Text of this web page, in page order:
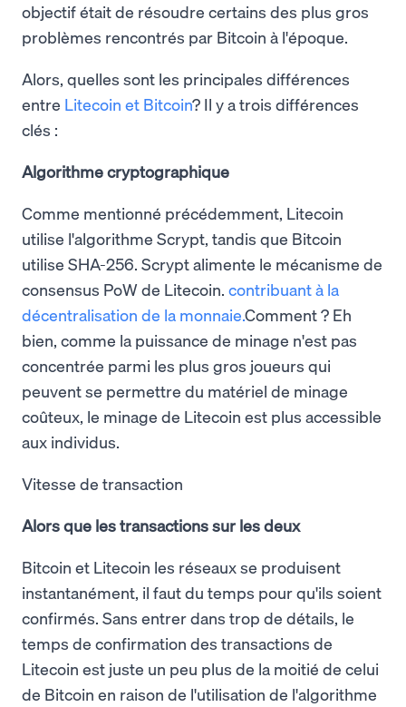
objectif était de résoudre certains des plus gros
problèmes rencontrés par Bitcoin à l'époque.
Alors, quelles sont les principales différences
entre Litecoin et Bitcoin? Il y a trois différences
clés :
Algorithme cryptographique
Comme mentionné précédemment, Litecoin
utilise l'algorithme Scrypt, tandis que Bitcoin
utilise SHA-256. Scrypt alimente le mécanisme de
consensus PoW de Litecoin. contribuant à la
décentralisation de la monnaie.Comment ? Eh
bien, comme la puissance de minage n'est pas
concentrée parmi les plus gros joueurs qui
peuvent se permettre du matériel de minage
coûteux, le minage de Litecoin est plus accessible
aux individus.
Vitesse de transaction
Alors que les transactions sur les deux
Bitcoin et Litecoin les réseaux se produisent
instantanément, il faut du temps pour qu'ils soient
confirmés. Sans entrer dans trop de détails, le
temps de confirmation des transactions de
Litecoin est juste un peu plus de la moitié de celui
de Bitcoin en raison de l'utilisation de l'algorithme